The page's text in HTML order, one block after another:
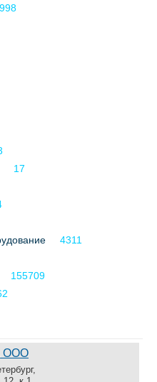
998
17
4311
155709
ООО